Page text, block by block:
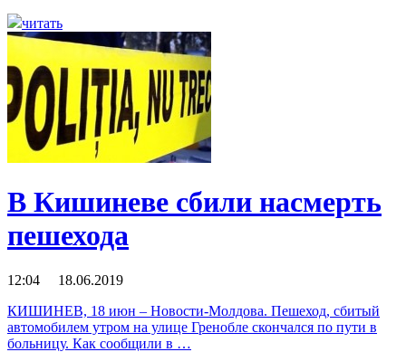
читать
В Кишиневе сбили насмерть
пешехода
12:04 18.06.2019
КИШИНЕВ, 18 июн – Новости-Молдова. Пешеход, сбитый
автомобилем утром на улице Гренобле скончался по пути в
больницу. Как сообщили в …